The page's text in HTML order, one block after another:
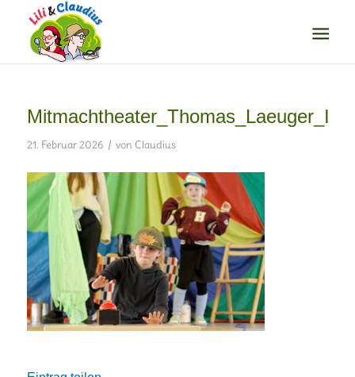
21. Februar 2026 / von Claudius